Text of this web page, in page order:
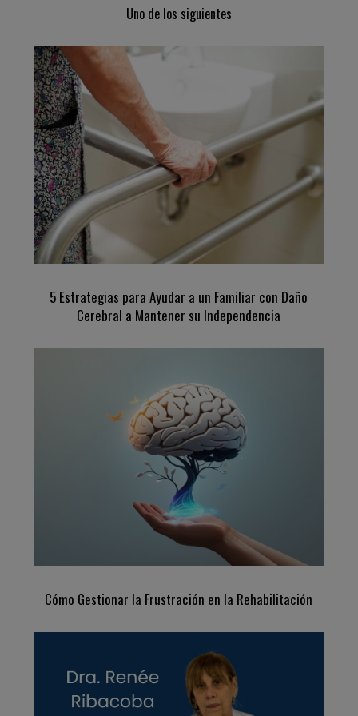
Uno de los siguientes
5 Estrategias para Ayudar a un Familiar con Daño
Cerebral a Mantener su Independencia
Cómo Gestionar la Frustración en la Rehabilitación